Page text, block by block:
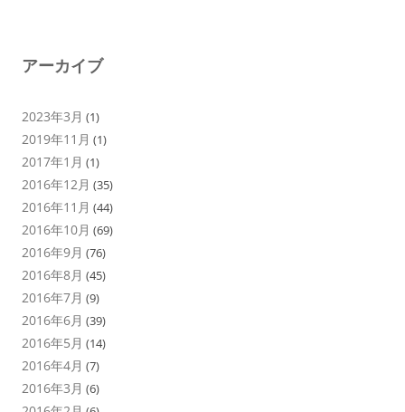
アーカイブ
2023年3月 (1)
2019年11月 (1)
2017年1月 (1)
2016年12月 (35)
2016年11月 (44)
2016年10月 (69)
2016年9月 (76)
2016年8月 (45)
2016年7月 (9)
2016年6月 (39)
2016年5月 (14)
2016年4月 (7)
2016年3月 (6)